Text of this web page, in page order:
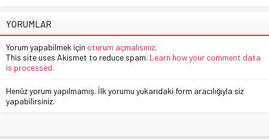
YORUMLAR
Yorum yapabilmek için oturum açmalısınız.
This site uses Akismet to reduce spam. Learn how your comment data
is processed.
Henüz yorum yapılmamış. İlk yorumu yukarıdaki form aracılığıyla siz
yapabilirsiniz.